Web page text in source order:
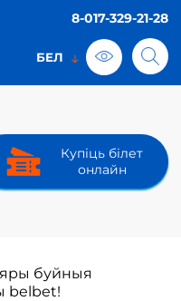
8-017-329-21-28
Купіць білет
онлайн
буйныя
belbet!